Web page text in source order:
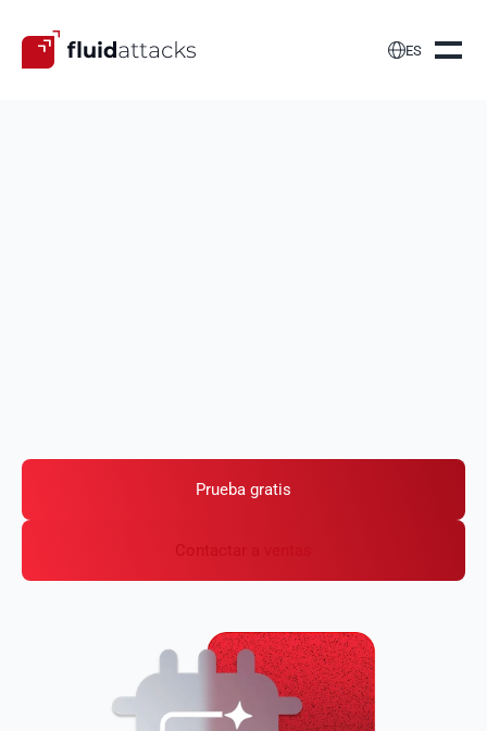
ES
aplicaciones LLM, entre otras.
Prueba gratis
Contactar a ventas